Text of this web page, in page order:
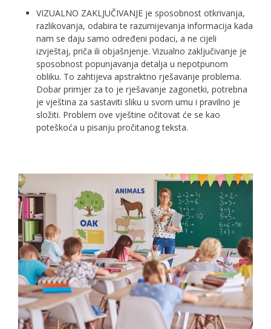
VIZUALNO ZAKLJUČIVANJE je sposobnost otkrivanja,
razlikovanja, odabira te razumijevanja informacija kada
nam se daju samo određeni podaci, a ne cijeli
izvještaj, priča ili objašnjenje. Vizualno zaključivanje je
sposobnost popunjavanja detalja u nepotpunom
obliku. To zahtijeva apstraktno rješavanje problema.
Dobar primjer za to je rješavanje zagonetki, potrebna
je vještina za sastaviti sliku u svom umu i pravilno je
složiti. Problem ove vještine očitovat će se kao
poteškoća u pisanju pročitanog teksta.